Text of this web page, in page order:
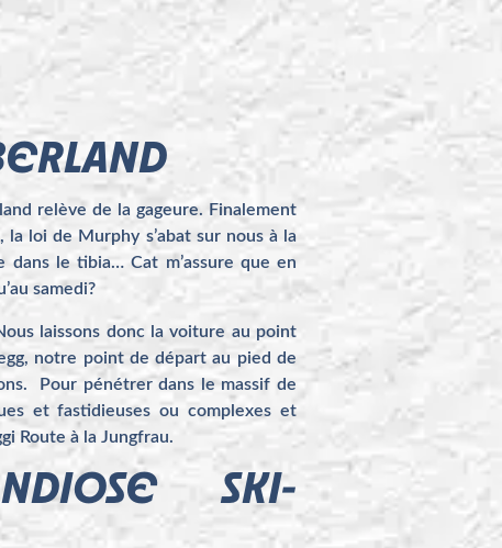
relève de la gageure. Finalement
loi de Murphy s’abat sur nous à la
le tibia… Cat m’assure que en
samedi?
laissons donc la voiture au point
notre point de départ au pied de
Pour pénétrer dans le massif de
et fastidieuses ou complexes et
Route à la Jungfrau.
SKI-